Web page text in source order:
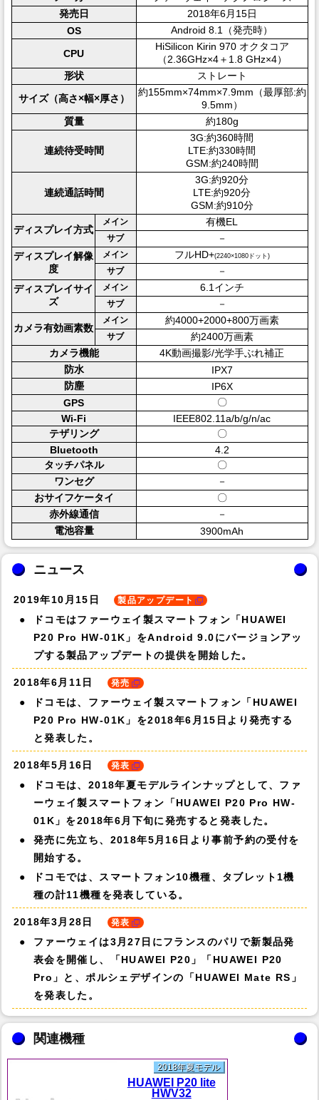
発売日
2018年6月15日
OS
Android 8.1（発売時）
CPU
HiSilicon Kirin 970 オクタコア
（2.36GHz×4＋1.8 GHz×4）
形状
ストレート
サイズ（高さ×幅×厚さ）
約155mm×74mm×7.9mm（最厚部:約
9.5mm）
質量
約180g
連続待受時間
3G:約360時間
LTE:約330時間
GSM:約240時間
連続通話時間
3G:約920分
LTE:約920分
GSM:約910分
ディスプレイ方式
メイン 有機EL
サブ
－
ディスプレイ解像
度
メイン フルHD+(2240×1080ドット)
サブ
－
ディスプレイサイ
ズ
メイン 6.1インチ
サブ －
カメラ有効画素数
メイン 約4000+2000+800万画素
サブ
約2400万画素
カメラ機能
4K動画撮影/光学手ぶれ補正
防水
IPX7
防塵
IP6X
GPS
〇
Wi-Fi
IEEE802.11a/b/g/n/ac
テザリング
〇
Bluetooth
4.2
タッチパネル
〇
ワンセグ
－
おサイフケータイ
〇
赤外線通信
－
電池容量
3900mAh
ニュース
2019年10月15日 製品アップデート
ドコモはファーウェイ製スマートフォン「HUAWEI
P20 Pro HW-01K」をAndroid 9.0にバージョンアッ
プする製品アップデートの提供を開始した。
2018年6月11日 発売
ドコモは、ファーウェイ製スマートフォン「HUAWEI
P20 Pro HW-01K」を2018年6月15日より発売する
と発表した。
2018年5月16日 発表
ドコモは、2018年夏モデルラインナップとして、ファ
ーウェイ製スマートフォン「HUAWEI P20 Pro HW-
01K」を2018年6月下旬に発売すると発表した。
発売に先立ち、2018年5月16日より事前予約の受付を
開始する。
ドコモでは、スマートフォン10機種、タブレット1機
種の計11機種を発表している。
2018年3月28日 発表
ファーウェイは3月27日にフランスのパリで新製品発
表会を開催し、「HUAWEI P20」「HUAWEI P20
Pro」と、ポルシェデザインの「HUAWEI Mate RS」
を発表した。
関連機種
2018年夏モデル
HUAWEI P20 lite
HWV32